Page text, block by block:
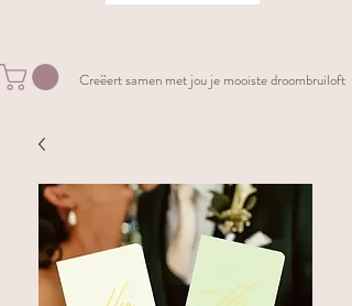
Creëert samen met jou je mooiste droombruiloft